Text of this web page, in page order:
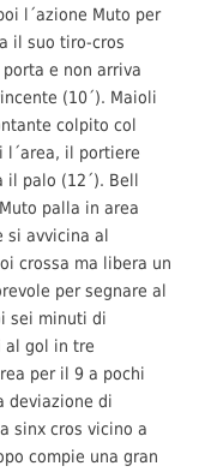
l´azione Muto per
il suo tiro-cros
e non arriva
(10´). Maioli
colpito col
l´area, il portiere
il palo (12´). Bell
palla in area
si avvicina al
crossa ma libera un
per segnare al
sei minuti di
al gol in tre
per il 9 a pochi
deviazione di
sinx cros vicino a
compie una gran